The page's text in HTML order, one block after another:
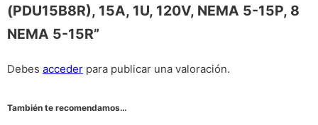
(PDU15B8R), 15A, 1U, 120V, NEMA 5-15P, 8
NEMA 5-15R”
Debes acceder para publicar una valoración.
También te recomendamos…